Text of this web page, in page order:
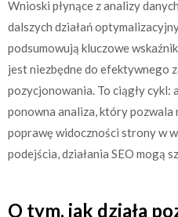
Wnioski płynące z analizy
dalszych działań
podsumowują kluczowe
jest niezbędne do efektywnego
pozycjonowania. To ciągły cykl:
ponowna analiza, który pozwala
poprawę widoczności strony w
podejścia, działania SEO mogą
O tym, jak działa